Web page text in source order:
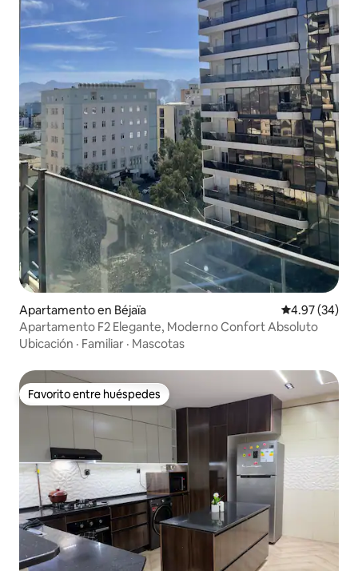
Apartamento en Béjaïa Calificación
4.97 (34)
Apartamento F2 Elegante, Moderno Confort Absoluto
Ubicación · Familiar · Mascotas
Favorito entre huéspedes
Favorito entre huéspedes